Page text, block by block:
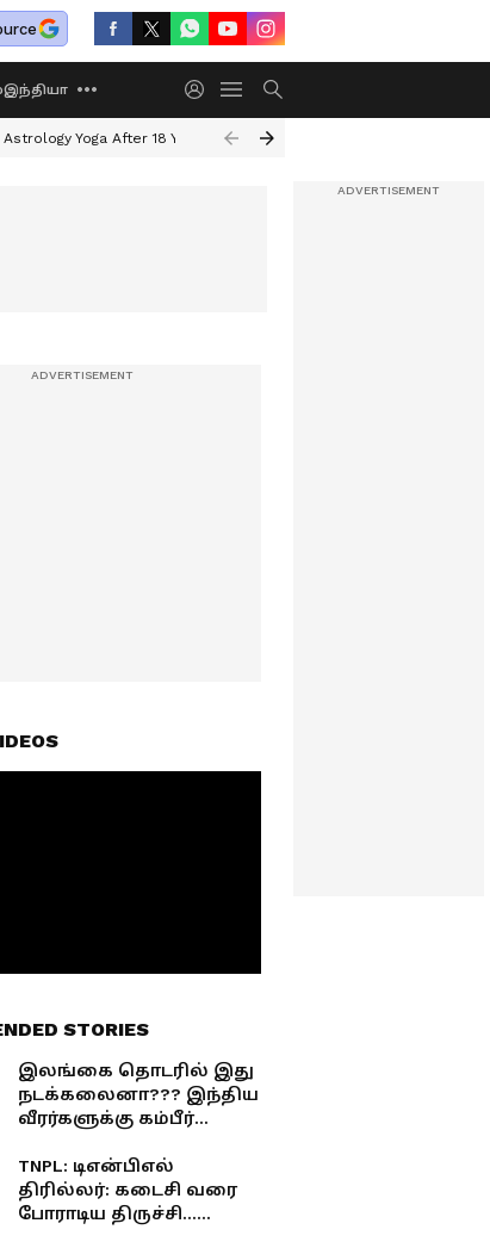
இந்தியா
Yoga After 18 Years Dwi Pushkar Yoga 2026
STORIES
இலங்கை தொடரில் இது
நடக்கலைனா??? இந்திய
வீரர்களுக்கு கம்பீர்
தகவல்!
TNPL: டிஎன்பிஎல்
திரில்லர்: கடைசி வரை
போராடிய திருச்சி...